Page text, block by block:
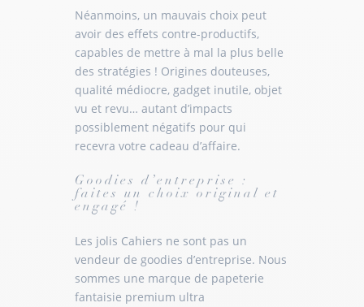
Néanmoins, un mauvais choix peut
avoir des effets contre-productifs,
capables de mettre à mal la plus belle
des stratégies ! Origines douteuses,
qualité médiocre, gadget inutile, objet
vu et revu… autant d’impacts
possiblement négatifs pour qui
recevra votre cadeau d’affaire.
Goodies d’entreprise :
faites un choix original et
engagé !
Les jolis Cahiers ne sont pas un
vendeur de goodies d’entreprise. Nous
sommes une marque de papeterie
fantaisie premium ultra